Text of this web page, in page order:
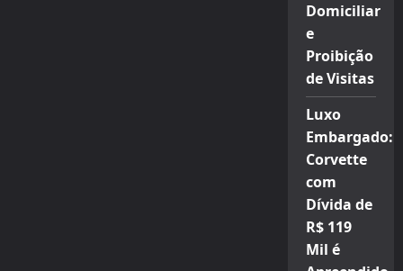
Domiciliar
e
Proibição
de Visitas
Luxo
Embargado:
Corvette
com
Dívida de
R$ 119
Mil é